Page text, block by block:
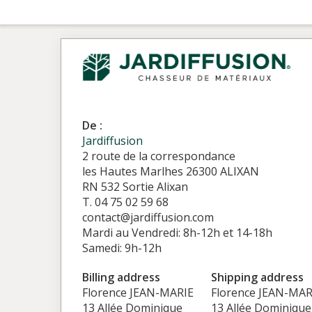
De :
Jardiffusion
2 route de la correspondance
les Hautes Marlhes 26300 ALIXAN
RN 532 Sortie Alixan
T. 04 75 02 59 68
contact@jardiffusion.com
Mardi au Vendredi: 8h-12h et 14-18h
Samedi: 9h-12h
Billing address
Florence JEAN-MARIE
13 Allée Dominique
Shipping address
Florence JEAN-
13 Allée Dominique